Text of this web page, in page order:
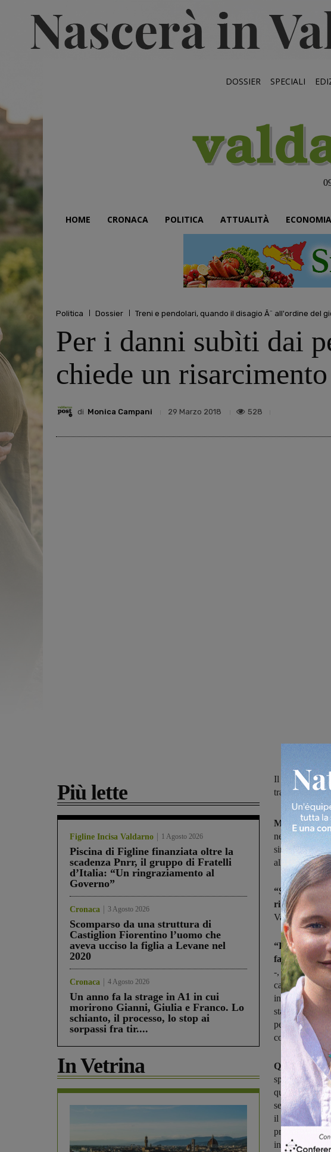
DOSSIER SPECIALI
HOME CRONACA POLITICA ATTUALITÀ ECONOMIA
Politica Dossier Treni e pendolari, quando il disagio Ã¨ all'ordine del
Per i danni subìti dai
chiede un risarcimento
di Monica Campani 29 Marzo 2018 528
Più lette
Figline Incisa Valdarno 1 Agosto 2026
Piscina di Figline finanziata oltre la
scadenza Pnrr, il gruppo di Fratelli
d’Italia: “Un ringraziamento al
Governo”
Cronaca 3 Agosto 2026
Scomparso da una struttura di
Castiglion Fiorentino l’uomo che
aveva ucciso la figlia a Levane nel
2020
Cronaca 4 Agosto 2026
Un anno fa la strage in A1 in cui
morirono Gianni, Giulia e Franco. Lo
schianto, il processo, lo stop ai
sorpassi fra tir....
In Vetrina
Il sindaco di
trasporti della
Massima
negli ultimi
sindaco di
all'assessore
“Sarebbe
rimborso
Valdarno che
“Premesso
facilmente
-,
campo
investimenti
stazioni) volti
pendolari del
compreso tra
Quindi la
spiacevoli e
sedi più
il rimborso del
prezzo del
indennizzo